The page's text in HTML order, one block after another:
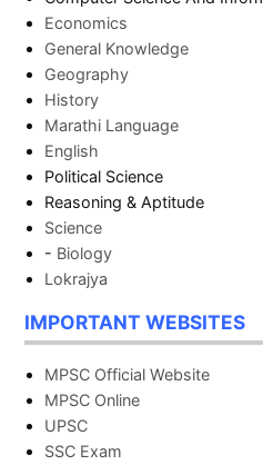
Economics
General Knowledge
Geography
History
Marathi Language
English
Political Science
Reasoning & Aptitude
Science
- Biology
Lokrajya
IMPORTANT WEBSITES
MPSC Official Website
MPSC Online
UPSC
SSC Exam